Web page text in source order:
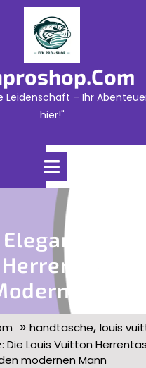
Leidenschaft – Ihr
hier!"
Open
Die
» handtasche, louis
Die Louis Vuitton
modernen Mann